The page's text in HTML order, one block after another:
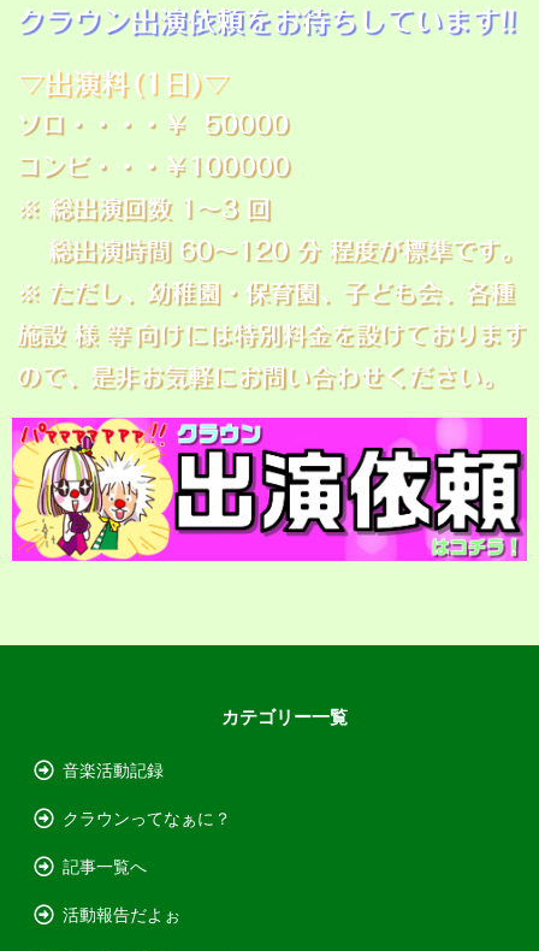
カテゴリー一覧
音楽活動記録
クラウンってなぁに？
記事一覧へ
活動報告だよぉ